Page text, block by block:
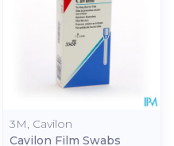
3M, Cavilon
Cavilon Film Swabs